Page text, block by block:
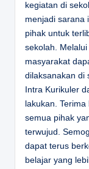
kegiatan di
menjadi sarana
pihak untuk
sekolah.
masyarakat
dilaksanakan di
Intra Kurikuler
lakukan.
semua pihak
terwujud.
dapat terus
belajar yang